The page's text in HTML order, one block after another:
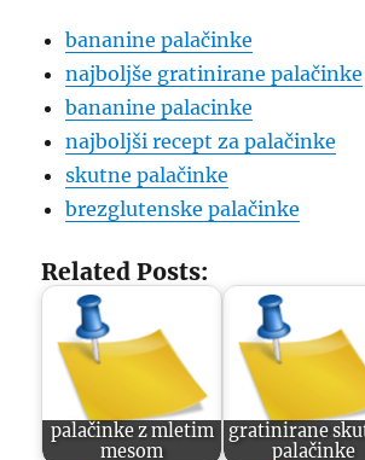
bananine palačinke
najboljše gratinirane palačinke
bananine palacinke
najboljši recept za palačinke
skutne palačinke
brezglutenske palačinke
Related Posts:
palačinke z mletim
mesom
gratinirane
palačinke